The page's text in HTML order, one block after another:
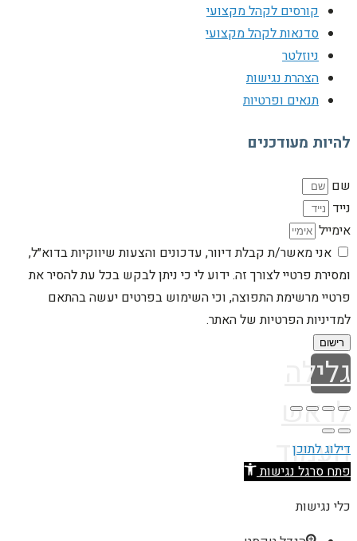
קורסים לקהל מקצועי
סדנאות לקהל מקצועי
ניוזלטר
הצהרת נגישות
תנאים ופרטיות
להיות מעודכנים
שם
נייד
אימייל
אני מאשר/ת קבלת דיוור, עדכונים והצעות שיווקיות בדוא״ל,
ומסירת פרטיי לצורך זה. ידוע לי כי ניתן לבקש בכל עת להסיר את
פרטיי מרשימת התפוצה, וכי השימוש בפרטים יעשה בהתאם
למדיניות הפרטיות של האתר.
רישום
גלילה
לראש
העמוד
דילוג לתוכן
פתח סרגל נגישות
כלי נגישות